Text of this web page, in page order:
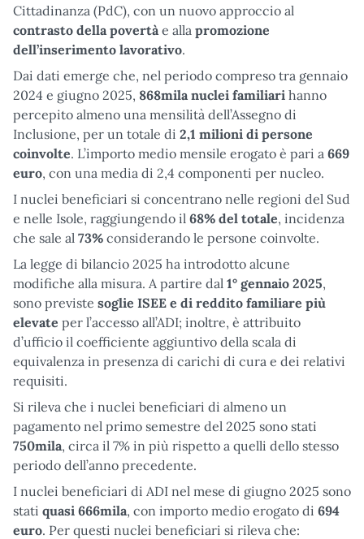
Cittadinanza (PdC), con un nuovo approccio al
contrasto della povertà e alla promozione
dell’inserimento lavorativo.
Dai dati emerge che, nel periodo compreso tra gennaio
2024 e giugno 2025, 868mila nuclei familiari hanno
percepito almeno una mensilità dell’Assegno di
Inclusione, per un totale di 2,1 milioni di persone
coinvolte. L’importo medio mensile erogato è pari a 669
euro, con una media di 2,4 componenti per nucleo.
I nuclei beneficiari si concentrano nelle regioni del Sud
e nelle Isole, raggiungendo il 68% del totale, incidenza
che sale al 73% considerando le persone coinvolte.
La legge di bilancio 2025 ha introdotto alcune
modifiche alla misura. A partire dal 1° gennaio 2025,
sono previste soglie ISEE e di reddito familiare più
elevate per l’accesso all’ADI; inoltre, è attribuito
d’ufficio il coefficiente aggiuntivo della scala di
equivalenza in presenza di carichi di cura e dei relativi
requisiti.
Si rileva che i nuclei beneficiari di almeno un
pagamento nel primo semestre del 2025 sono stati
750mila, circa il 7% in più rispetto a quelli dello stesso
periodo dell’anno precedente.
I nuclei beneficiari di ADI nel mese di giugno 2025 sono
stati quasi 666mila, con importo medio erogato di 694
euro. Per questi nuclei beneficiari si rileva che: